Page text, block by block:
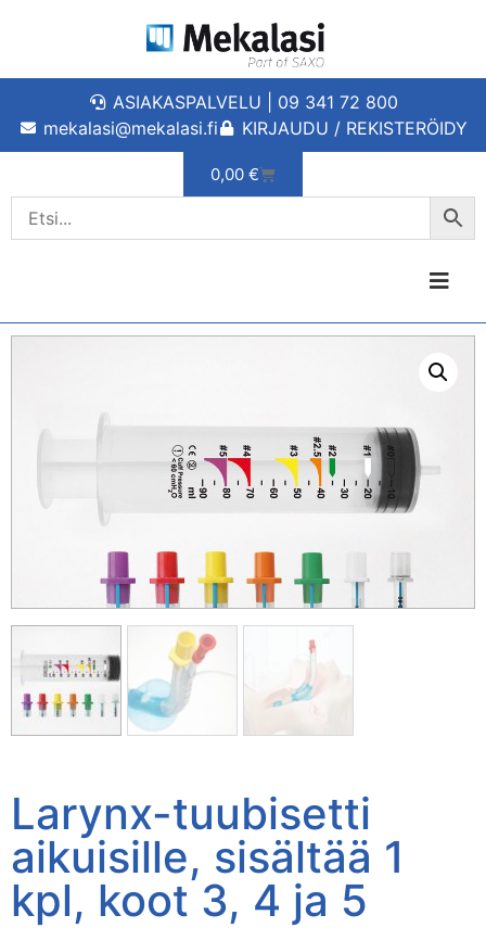
ASIAKASPALVELU | 09 341 72 800
mekalasi@mekalasi.fi
KIRJAUDU / REKISTERÖIDY
0,00 €
Larynx-tuubisetti
aikuisille, sisältää 1
kpl, koot 3, 4 ja 5